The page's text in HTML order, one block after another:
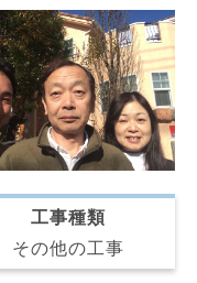
工事種類
その他の工事